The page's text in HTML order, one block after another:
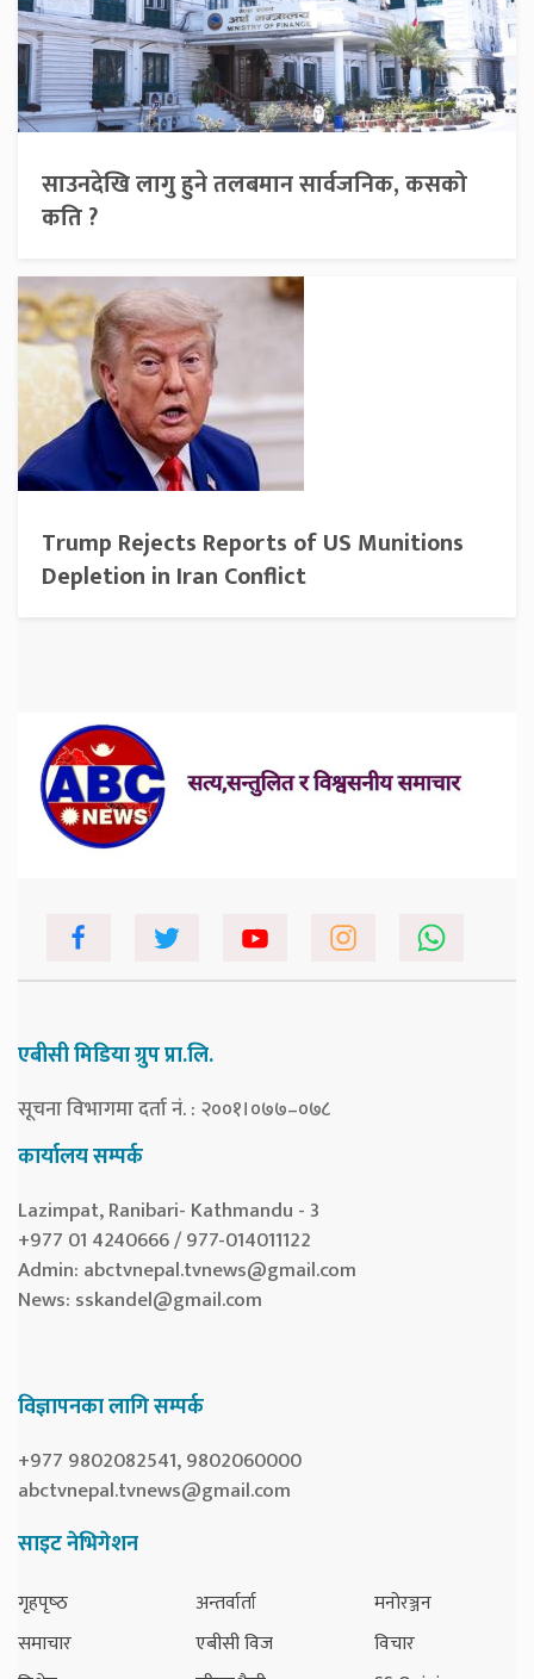
साउनदेखि लागु हुने तलबमान सार्वजनिक, कसको
कति ?
Trump Rejects Reports of US Munitions
Depletion in Iran Conflict
एबीसी मिडिया ग्रुप प्रा.लि.
सूचना विभागमा दर्ता नं. : २००१।०७७–०७८
कार्यालय सम्पर्क
Lazimpat, Ranibari- Kathmandu - 3
+977 01 4240666 / 977-014011122
Admin: abctvnepal.tvnews@gmail.com
News: sskandel@gmail.com
विज्ञापनका लागि सम्पर्क
+977 9802082541, 9802060000
abctvnepal.tvnews@gmail.com
साइट नेभिगेशन
गृहपृष्‍ठ
समाचार
अन्तर्वार्ता
एबीसी विज
मनोरञ्जन
विचार